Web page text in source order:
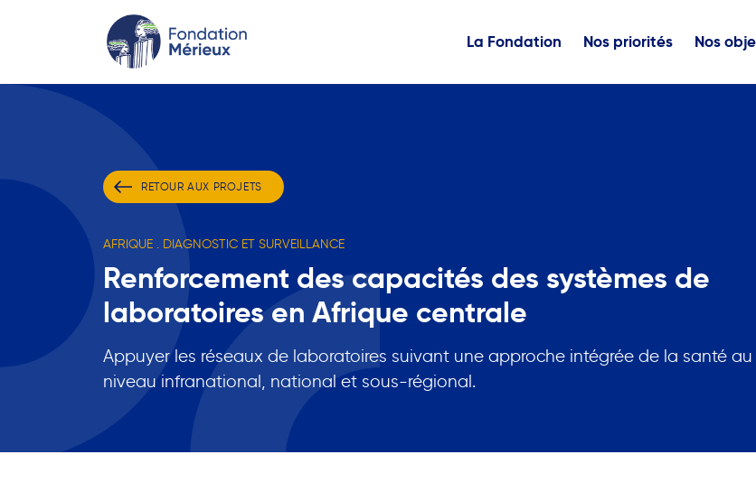
La Fondation Nos priorités Nos
RETOUR AUX PROJETS
AFRIQUE . DIAGNOSTIC ET SURVEILLANCE
Renforcement des capacités des systèmes de
laboratoires en Afrique centrale
Appuyer les réseaux de laboratoires suivant une approche intégrée de la santé au
niveau infranational, national et sous-régional.